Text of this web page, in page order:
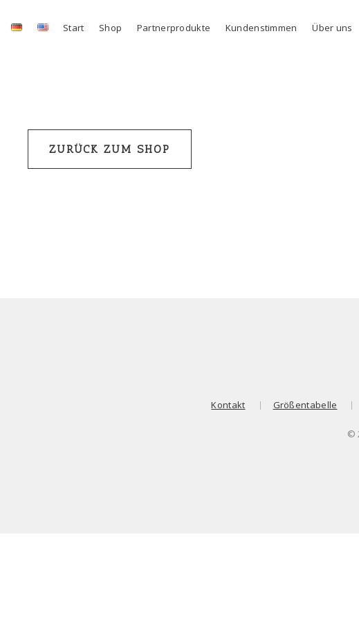
Zur
Zum
Start Shop Partnerprodukte Kundenstimmen Über uns
ZURÜCK ZUM SHOP
Kontakt Größentabelle
©